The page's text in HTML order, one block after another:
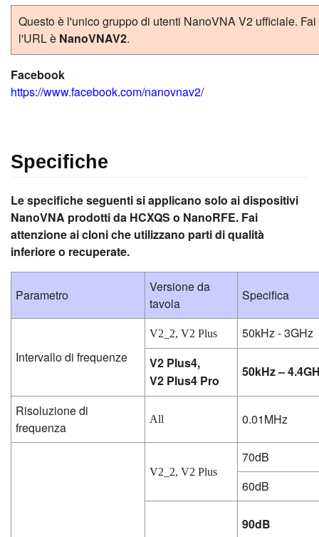
Questo è l'unico gruppo di utenti NanoVNA V2 ufficiale.
l'URL è NanoVNAV2.
Facebook
https://www.facebook.com/nanovnav2/
Specifiche
Le specifiche seguenti si applicano solo ai dispositivi
NanoVNA prodotti da HCXQS o NanoRFE. Fai
attenzione ai cloni che utilizzano parti di qualità
inferiore o recuperate.
Parametro
Versione da
tavola
Specifica
Intervallo di frequenze
V2_2, V2 Plus
50kHz - 3GHz
V2 Plus4,
V2 Plus4 Pro
50kHz –
Risoluzione di
frequenza
All 0.01MHz
V2_2, V2 Plus
70dB
60dB
90dB